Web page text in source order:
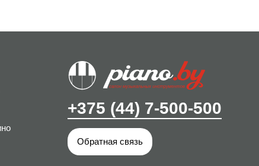
+375 (44) 7-500-500
Обратная связь